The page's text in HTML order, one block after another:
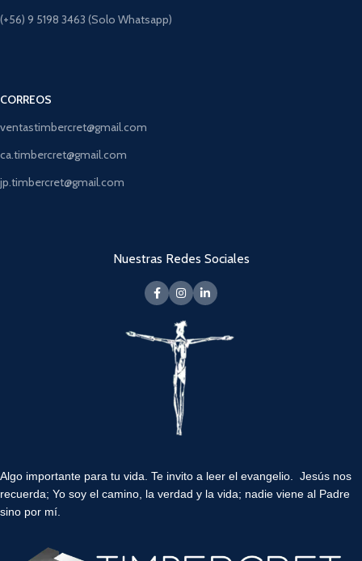
(+56) 9 5198 3463 (Solo Whatsapp)
CORREOS
ventastimbercret@gmail.com
ca.timbercret@gmail.com
jp.timbercret@gmail.com
Nuestras Redes Sociales
Algo importante para tu vida. Te invito a leer el evangelio. Jesús nos
recuerda; Yo soy el camino, la verdad y la vida; nadie viene al Padre
sino por mí.